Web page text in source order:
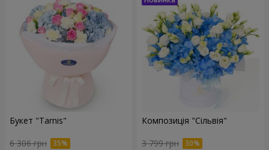
Букет "Tarnis"
6 306 грн
Композиція "Сільвія"
3 799 грн